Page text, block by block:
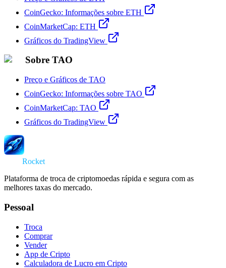
CoinGecko: Informações sobre ETH
CoinMarketCap: ETH
Gráficos do TradingView
Sobre TAO
Preço e Gráficos de TAO
CoinGecko: Informações sobre TAO
CoinMarketCap: TAO
Gráficos do TradingView
Rocket
Plataforma de troca de criptomoedas rápida e segura com as
melhores taxas do mercado.
Pessoal
Troca
Comprar
Vender
App de Cripto
Calculadora de Lucro em Cripto